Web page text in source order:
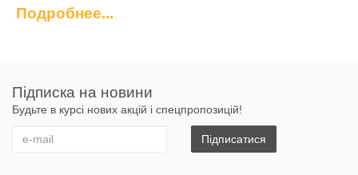
ідеально підходить для оригінальної декоративної
відрізняється простотою застосування,
функціональністю, високою якістю і доступною
вартістю, що й зробило її одним з найбільш популярних
оздоблювальних матеріалів на сучасному будівельному
Подробнее...
Підписка на новини
Будьте в курсі нових акцій і спецпропозицій!
Підписатися